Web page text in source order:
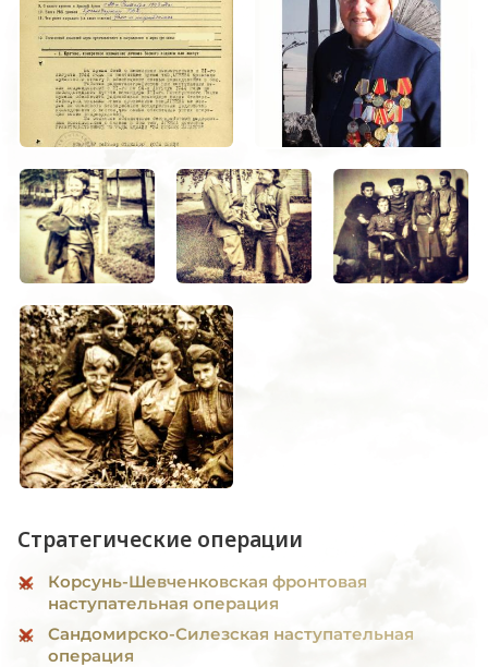
Стратегические операции
Корсунь-Шевченковская фронтовая
наступательная операция
Сандомирско-Силезская наступательная
операция